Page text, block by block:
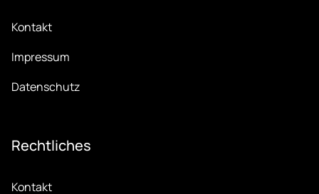
Kontakt
Impressum
Datenschutz
Recht­li­ches
Kontakt